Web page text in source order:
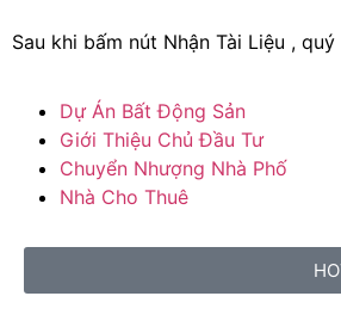
Sau khi bấm nút Nhận Tài Liệu ,
Dự Án Bất Động Sản
Giới Thiệu Chủ Đầu Tư
Chuyển Nhượng Nhà Phố
Nhà Cho Thuê